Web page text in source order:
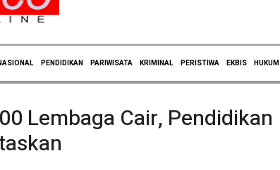
PENDIDIKAN PARIWISATA KRIMINAL PERISTIWA EKBIS HUKUM
Lembaga Cair, Pendidikan